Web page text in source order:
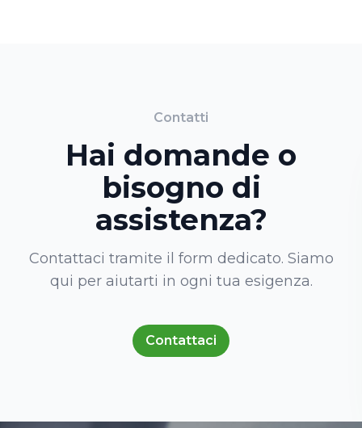
Contatti
Hai domande o
bisogno di
assistenza?
Contattaci tramite il form dedicato. Siamo
qui per aiutarti in ogni tua esigenza.
Contattaci